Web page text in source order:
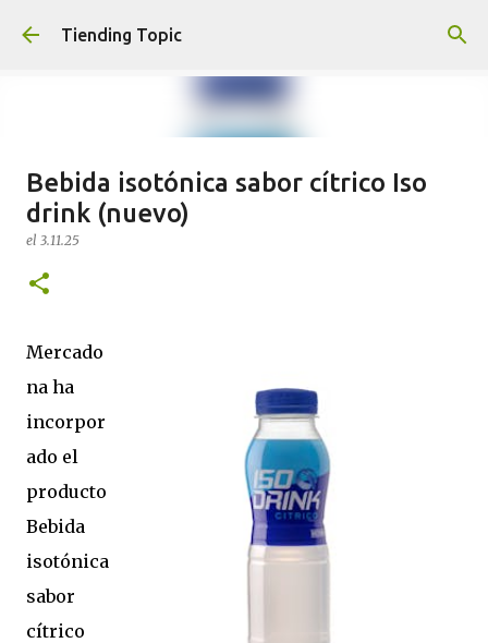
Ir al contenido principal
Tiending Topic
Maquillaje fluido Hydra Deliplus
210 cappuccino (nuevo)
el24.9.25
Bebida isotónica sabor cítrico Iso
drink (nuevo)
el 3.11.25
Mercado
na ha
incorpor
ado el
producto
Bebida
isotónica
sabor
cítrico